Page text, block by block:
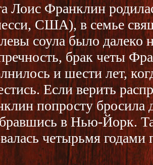
Лоис Франклин
США), в семье
соула было
брак четы
и шести лет,
Если верить
попросту бросила
в Нью-Йорк.
четырьмя годами